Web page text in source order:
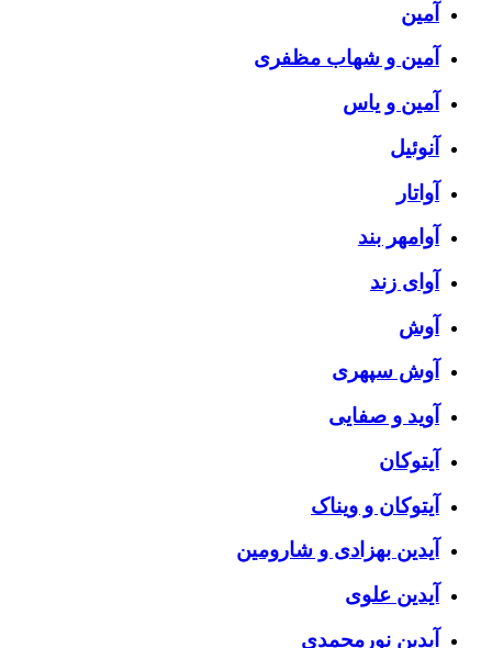
آمین
آمین و شهاب مظفری
آمین و یاس
آنوئیل
آواتار
آوامهر بند
آوای زند
آوش
آوش سپهری
آوید و صفایی
آیتوکان
آیتوکان و ویناک
آیدین بهزادی و شارومین
آیدین علوی
آیدین نورمحمدی